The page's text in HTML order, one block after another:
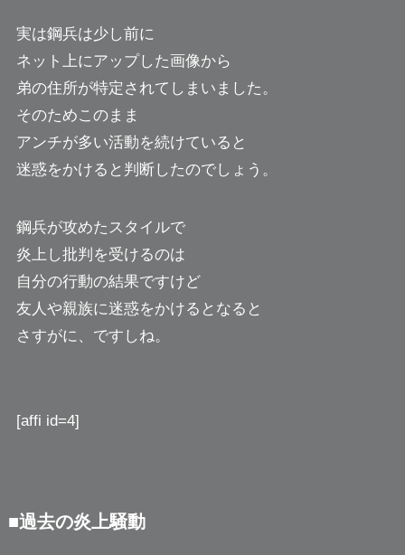
実は鋼兵は少し前に
ネット上にアップした画像から
弟の住所が特定されてしまいました。
そのためこのまま
アンチが多い活動を続けていると
迷惑をかけると判断したのでしょう。
鋼兵が攻めたスタイルで
炎上し批判を受けるのは
自分の行動の結果ですけど
友人や親族に迷惑をかけるとなると
さすがに、ですしね。
[affi id=4]
■過去の炎上騒動